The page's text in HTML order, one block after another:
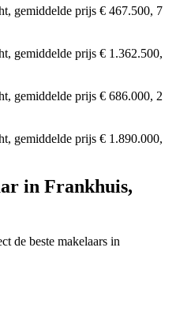
gemiddelde prijs € 467.500, 7
gemiddelde prijs € 1.362.500,
gemiddelde prijs € 686.000, 2
gemiddelde prijs € 1.890.000,
in Frankhuis,
de beste makelaars in